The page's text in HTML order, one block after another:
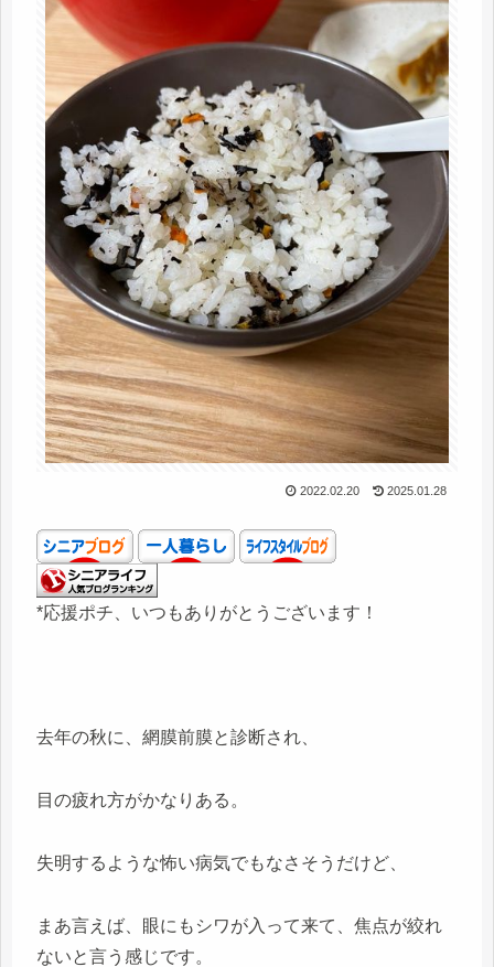
2022.02.20 2025.01.28
*応援ポチ、いつもありがとうございます！
去年の秋に、網膜前膜と診断され、
目の疲れ方がかなりある。
失明するような怖い病気でもなさそうだけど、
まあ言えば、眼にもシワが入って来て、焦点が絞れ
ないと言う感じです。